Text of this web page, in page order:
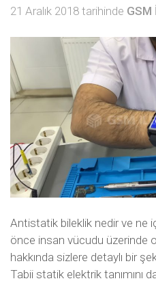
21 Aralık 2018 tarihinde
Antistatik bileklik nedir ve ne
önce insan vücudu üzerinde
hakkında sizlere detaylı bir
Tabii statik elektrik tanımını